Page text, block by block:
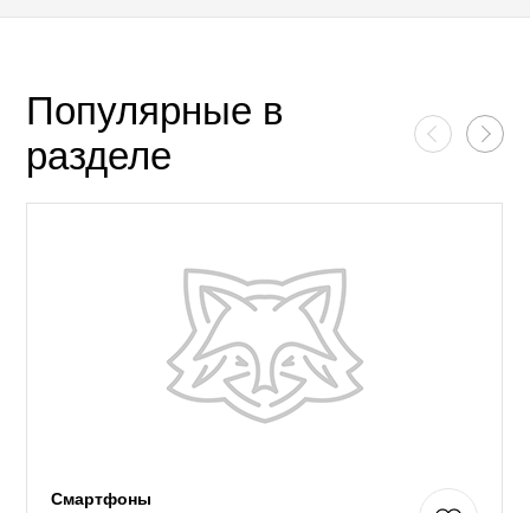
Популярные в
разделе
Смартфоны